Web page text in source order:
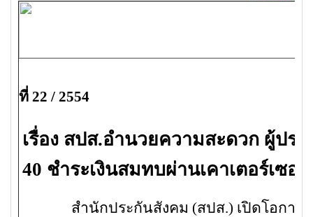
ที่ 22 / 2554
เรื่อง สปส.อำนวยความสะดวก ผู้ปร
40 ชำระเงินสมทบผ่านเคาเตอร์เซอร์
สำนักประกันสังคม (สปส.) เปิดโอกาสใ